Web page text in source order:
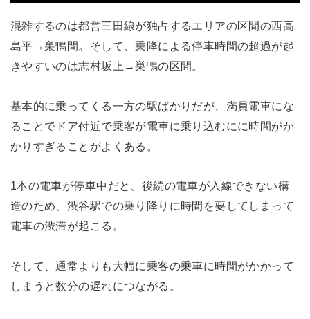
混雑するのは都営三田線が独占するエリアの区間の西高
島平→巣鴨間。そして、乗降による停車時間の超過が起
きやすいのは志村坂上→巣鴨の区間。
基本的に乗ってくる一方の駅ばかりだが、満員電車にな
ることでドア付近で乗客が電車に乗り込むにに時間がか
かりすぎることがよくある。
1本の電車が停車中だと、後続の電車が入線できない構
造のため、渋谷駅での乗り降りに時間を要してしまって
電車の渋滞が起こる。
そして、通常よりも大幅に乗客の乗車に時間がかかって
しまうと数分の遅れにつながる。